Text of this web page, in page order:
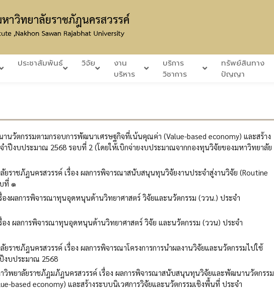
ประชาสัมพันธ์ วิจัย
งาน
บริหาร
บริการ
วิชาการ
ทรัพย์สินทาง
ปัญญา
วัตกรรมตามกรอบการพัฒนาเศรษฐกิจที่เน้นคุณค่า (Value-based economy) และสร้าง
ำปีงบประมาณ 2568 รอบที่ 2 (โดยให้เบิกจ่ายงบประมาณจากกองทุนวิจัยของมหาวิทยาลัย
ราชภัฏนครสวรรค์ เรื่อง ผลการพิจารณาสนับสนุนทุนวิจัยงานประจำสู่งานวิจัย (Routine
ที่ ๑
องผลการพิจารณาทุนอุดหนุนด้านวิทยาศาสตร์ วิจัยและนวัตกรรม (ววน.) ประจำ
อง ผลการพิจารณาทุนอุดหนุนด้านวิทยาศาสตร์ วิจัย และนวัตกรรม (ววน) ประจำ
าชภัฎนครสวรรค์ เรื่อง ผลการพิจารณาโครงการการนำผลงานวิจัยและนวัตกรรมไปใช้
งบประมาณ 2568
วิพยาลัยราชภัฏมภัฏนครสวรรค์ เรื่อง ผลการพิจารณาสนับสนุนทุนวิจัยและพัฒนานวัตกรรม
based economy) และสร้างระบบนิเวศการวิจัยและนวัตกรรมเชิงพื้นที่ ประจำ